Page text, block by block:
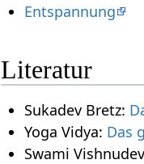
Entspannung
Literatur
Sukadev Bretz:
Yoga Vidya: Das
Swami